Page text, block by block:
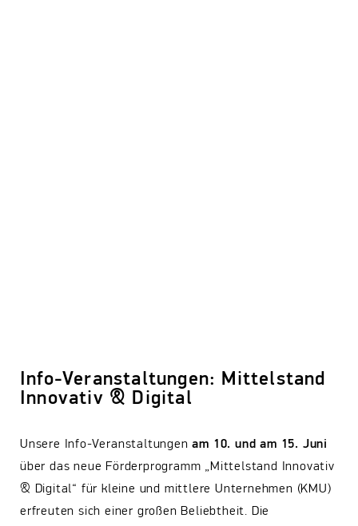
Info-Veranstaltungen: Mittelstand
Innovativ & Digital
Unsere Info-Veranstaltungenam 10. und am 15. Juni
über das neue Förderprogramm „Mittelstand Innovativ
& Digital“ für kleine und mittlere Unternehmen (KMU)
erfreuten sich einer großen Beliebtheit. Die